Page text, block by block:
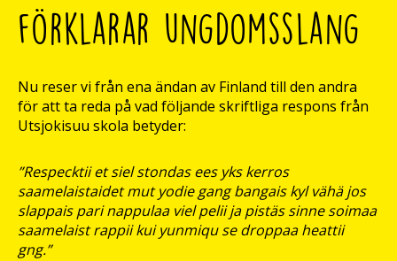
förklarar ungdomsslang
Nu reser vi från ena ändan av Finland till den andra
för att ta reda på vad följande skriftliga respons från
Utsjokisuu skola betyder:
”Respecktii et siel stondas ees yks kerros
saamelaistaidet mut yodie gang bangais kyl vähä jos
slappais pari nappulaa viel pelii ja pistäs sinne soimaa
saamelaist rappii kui yunmiqu se droppaa heattii
gng.”